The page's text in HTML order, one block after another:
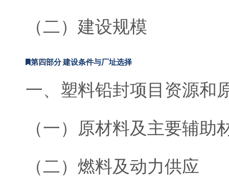
（二）建设规模
第四部分 建设条件与厂址选择
一、塑料铅封项目资源和
（一）原材料及主要辅助
（二）燃料及动力供应